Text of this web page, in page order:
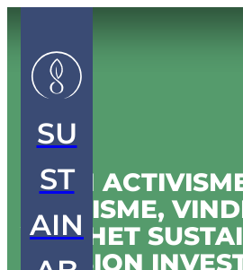
SU
ST
AIN
GEEN
REALISME,
VAN HET
PENSION